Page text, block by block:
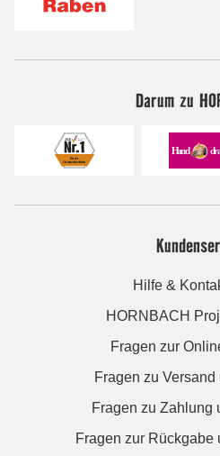
Darum zu
Hilfe &
HORNBACH
Fragen zur
Fragen zu
Fragen zu Zahlung
Fragen zur Rückgabe